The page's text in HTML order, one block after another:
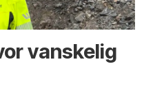
vanskelig